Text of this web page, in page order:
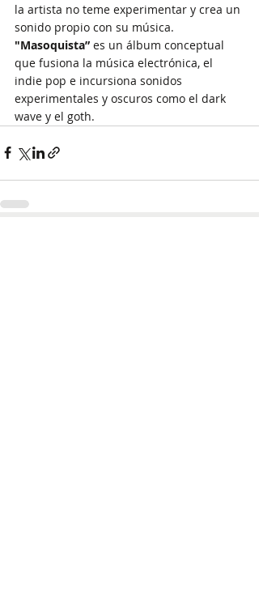
la artista no teme experimentar y crea un
sonido propio con su música.
"Masoquista” es un álbum conceptual
que fusiona la música electrónica, el
indie pop e incursiona sonidos
experimentales y oscuros como el dark
wave y el goth.